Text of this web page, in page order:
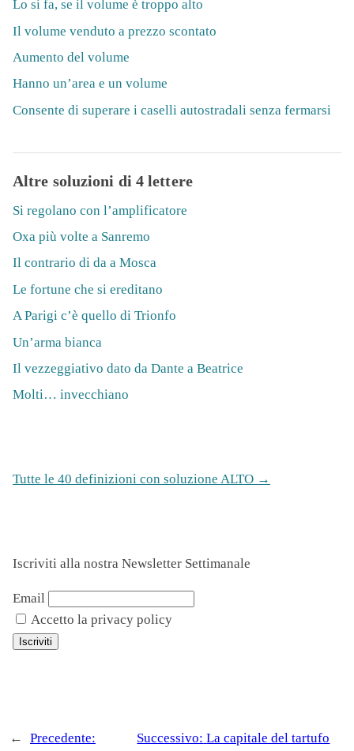
Lo si fa, se il volume è troppo alto
Il volume venduto a prezzo scontato
Aumento del volume
Hanno un’area e un volume
Consente di superare i caselli autostradali senza fermarsi
Altre soluzioni di 4 lettere
Si regolano con l’amplificatore
Oxa più volte a Sanremo
Il contrario di da a Mosca
Le fortune che si ereditano
A Parigi c’è quello di Trionfo
Un’arma bianca
Il vezzeggiativo dato da Dante a Beatrice
Molti… invecchiano
Tutte le 40 definizioni con soluzione ALTO →
Iscriviti alla nostra Newsletter Settimanale
Email
Accetto la privacy policy
←
Precedente:
Successivo: La capitale del tartufo